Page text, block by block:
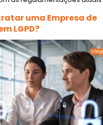
uma Empresa de
LGPD?